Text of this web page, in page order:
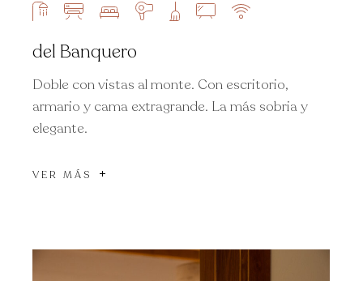
del Banquero
Doble con vistas al monte. Con escritorio,
armario y cama extragrande. La más sobria y
elegante.
VER MÁS